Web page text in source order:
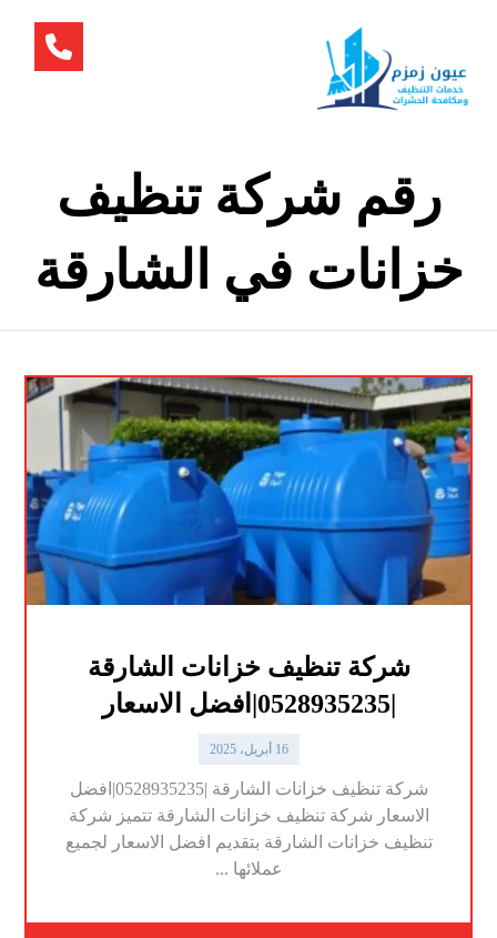
رقم شركة تنظيف
خزانات في الشارقة
شركة تنظيف خزانات الشارقة
|0528935235|افضل الاسعار
16 أبريل، 2025
شركة تنظيف خزانات الشارقة |0528935235|افضل
الاسعار شركة تنظيف خزانات الشارقة تتميز شركة
تنظيف خزانات الشارقة بتقديم افضل الاسعار لجميع
عملائها ...